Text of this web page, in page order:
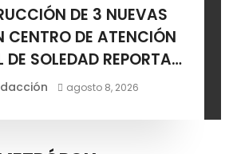
DE 3 NUEVAS
CENTRO DE ATENCIÓN
DE SOLEDAD REPORTA
POSITIVO
agosto 8, 2026